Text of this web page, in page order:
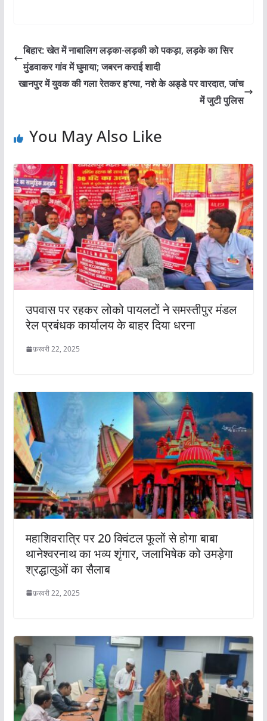
ब‍िहार: खेत में नाबाल‍िग लड़का-लड़की को पकड़ा, लड़के का स‍िर
मुंडवाकर गांव में घुमाया; जबरन कराई शादी
खानपुर में युवक की गला रेतकर ह’त्या, नशे के अड्डे पर वारदात, जांच
में जुटी पुलिस
You May Also Like
उपवास पर रहकर लोको पायलटों ने समस्तीपुर मंडल
रेल प्रबंधक कार्यालय के बाहर दिया धरना
फ़रवरी 22, 2025
महाशिवरात्रि पर 20 क्विंटल फूलों से होगा बाबा
थानेश्वरनाथ का भव्य शृंगार, जलाभिषेक को उमड़ेगा
श्रद्धालुओं का सैलाब
फ़रवरी 22, 2025